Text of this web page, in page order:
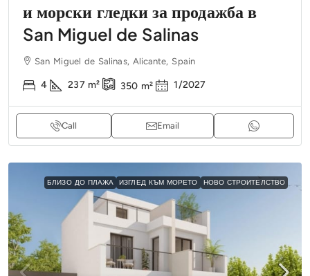
и морски гледки за продажба в
San Miguel de Salinas
San Miguel de Salinas, Alicante, Spain
4 237 m² 350 m² 1/2027
Call Email
БЛИЗО ДО ПЛАЖА ИЗГЛЕД КЪМ МОРЕТО НОВО СТРОИТЕЛСТВО